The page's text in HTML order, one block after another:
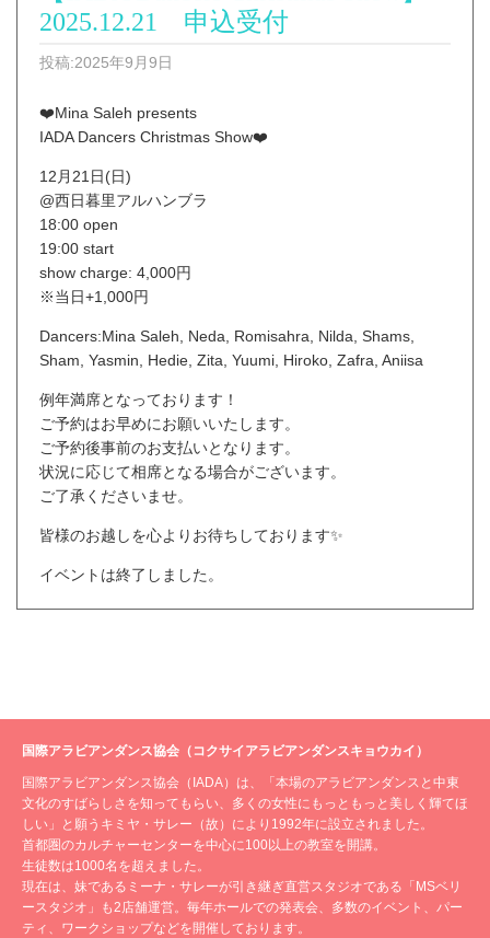
2025.12.21 申込受付
投稿:2025年9月9日
❤️Mina Saleh presents
IADA Dancers Christmas Show❤️
12月21日(日)
@西日暮里アルハンブラ
18:00 open
19:00 start
show charge: 4,000円
※当日+1,000円
Dancers:Mina Saleh, Neda, Romisahra, Nilda, Shams,
Sham, Yasmin, Hedie, Zita, Yuumi, Hiroko, Zafra, Aniisa
例年満席となっております！
ご予約はお早めにお願いいたします。
ご予約後事前のお支払いとなります。
状況に応じて相席となる場合がございます。
ご了承くださいませ。
皆様のお越しを心よりお待ちしております✨
イベントは終了しました。
国際アラビアンダンス協会（コクサイアラビアンダンスキョウカイ）
国際アラビアンダンス協会（IADA）は、「本場のアラビアンダンスと中東
文化のすばらしさを知ってもらい、多くの女性にもっともっと美しく輝てほ
しい」と願うキミヤ・サレー（故）により1992年に設立されました。
首都圏のカルチャーセンターを中心に100以上の教室を開講。
生徒数は1000名を超えました。
現在は、妹であるミーナ・サレーが引き継ぎ直営スタジオである「MSベリ
ースタジオ」も2店舗運営。毎年ホールでの発表会、多数のイベント、パー
ティ、ワークショップなどを開催しております。